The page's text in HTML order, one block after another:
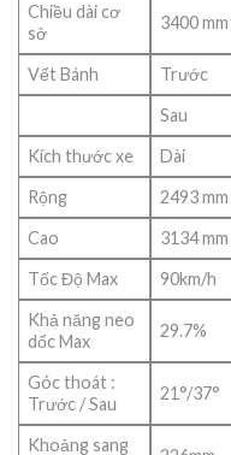
Chiều dài cơ
sở
3400 mm
Vết Bánh Trước
Sau
Kích thước xe
Dài
Rộng
2493 mm
Cao
3134 mm
Tốc Độ Max
90km/h
Khả năng neo
dốc Max
29.7%
Góc thoát :
Trước / Sau
21°/37°
Khoảng sang